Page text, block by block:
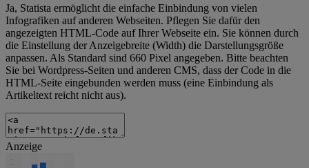
Ja, Statista ermöglicht die einfache Einbindung von vielen
Infografiken auf anderen Webseiten. Pflegen Sie dafür den
angezeigten HTML-Code auf Ihrer Webseite ein. Sie können durch
die Einstellung der Anzeigebreite (Width) die Darstellungsgröße
anpassen. Als Standard sind 660 Pixel angegeben. Bitte beachten
Sie bei Wordpress-Seiten und anderen CMS, dass der Code in die
HTML-Seite eingebunden werden muss (eine Einbindung als
Artikeltext reicht nicht aus).
Anzeige